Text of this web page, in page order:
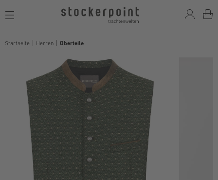
Toggle
Startseite Herren Oberteile